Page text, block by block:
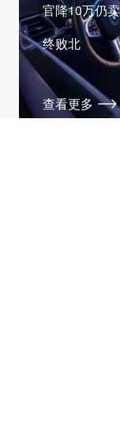
官降10万仍
终败北
查看更多